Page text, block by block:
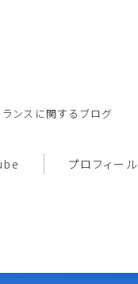
ランスに関するブログ
プロフィール